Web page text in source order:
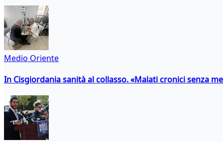
Medio Oriente
In Cisgiordania sanità al collasso. «Malati cronici senza